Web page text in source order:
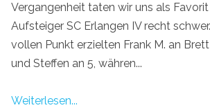
Vergangenheit taten wir uns als
Aufsteiger SC Erlangen IV recht
vollen Punkt erzielten Frank M. an
und Steffen an 5, währen...
Weiterlesen...